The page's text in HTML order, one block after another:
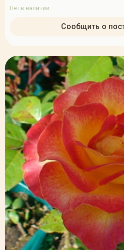
Нет в наличии
Сообщить о